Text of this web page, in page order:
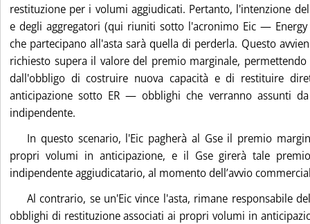
restituzione per i volumi aggiudicati. Pertanto, l'intenzione
e degli aggregatori (qui riuniti sotto l'acronimo Eic — Energy
che partecipano all'asta sarà quella di perderla. Questo
richiesto supera il valore del premio marginale,
dall'obbligo di costruire nuova capacità e di restituire
anticipazione sotto ER — obblighi che verranno assunti
indipendente.
In questo scenario, l'Eic pagherà al Gse il premio
propri volumi in anticipazione, e il Gse girerà tale
indipendente aggiudicatario, al momento dell’avvio
Al contrario, se un'Eic vince l'asta, rimane responsabile
obblighi di restituzione associati ai propri volumi in